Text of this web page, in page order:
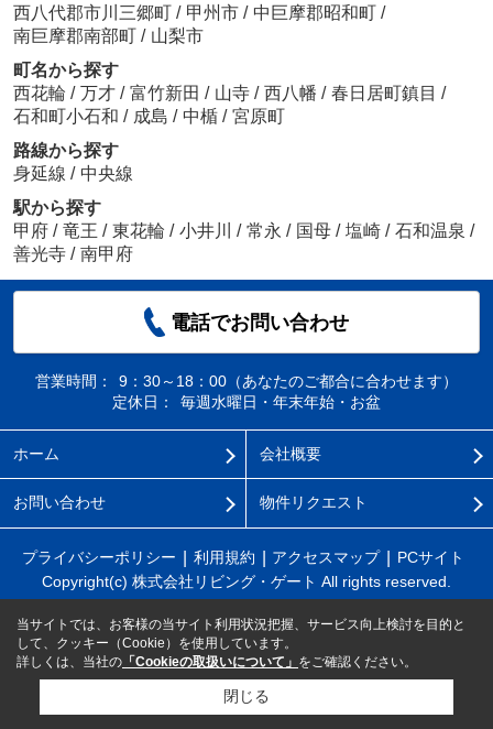
西八代郡市川三郷町 / 甲州市 / 中巨摩郡昭和町 /
南巨摩郡南部町 / 山梨市
町名から探す
西花輪 / 万才 / 富竹新田 / 山寺 / 西八幡 / 春日居町鎮目 /
石和町小石和 / 成島 / 中楯 / 宮原町
路線から探す
身延線 / 中央線
駅から探す
甲府 / 竜王 / 東花輪 / 小井川 / 常永 / 国母 / 塩崎 / 石和温泉 /
善光寺 / 南甲府
電話でお問い合わせ
営業時間：
9：30～18：00（あなたのご都合に合わせます）
定休日：
毎週水曜日・年末年始・お盆
ホーム 会社概要
お問い合わせ 物件リクエスト
プライバシーポリシー 利用規約 アクセスマップ
PCサイト
Copyright(c) 株式会社リビング・ゲート All rights reserved.
当サイトでは、お客様の当サイト利用状況把握、サービス向上検討を目的と
して、クッキー（Cookie）を使用しています。
詳しくは、当社の 「Cookieの取扱いについて」 をご確認ください。
閉じる